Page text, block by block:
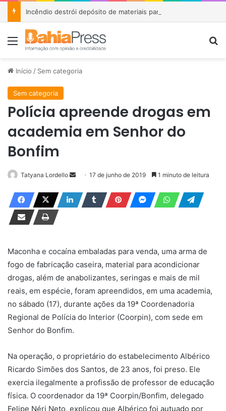
Menu
Início / Sem categoria
Sem categoria
Polícia apreende drogas em
academia em Senhor do
Bonfim
Tatyana Lordello
m
i
17 de junho de 2019 1 minuto de leitura
Maconha e cocaína embaladas para venda, uma arma de
fogo de fabricação caseira, material para acondicionar
drogas, além de anabolizantes, seringas e mais de mil
reais, em espécie, foram apreendidos, em uma academia,
no sábado (17), durante ações da 19ª Coordenadoria
Regional de Polícia do Interior (Coorpin), com sede em
Senhor do Bonfim.
Na operação, o proprietário do estabelecimento Albérico
Ricardo Simões dos Santos, de 23 anos, foi preso. Ele
exercia ilegalmente a profissão de professor de educação
física. O coordenador da 19ª Coorpin/Bonfim, delegado
Felipe Néri Neto, explicou que Albérico foi autuado por